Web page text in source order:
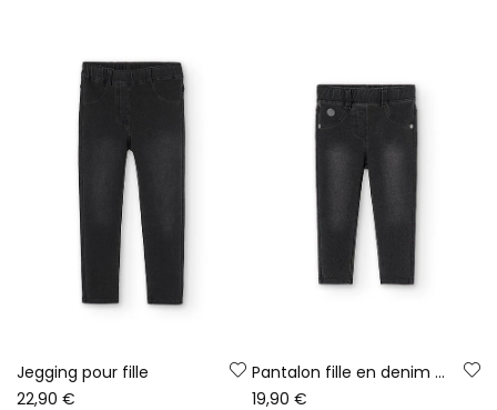
Jegging pour fille
22,90 €
Pantalon fille en denim noir
19,90 €